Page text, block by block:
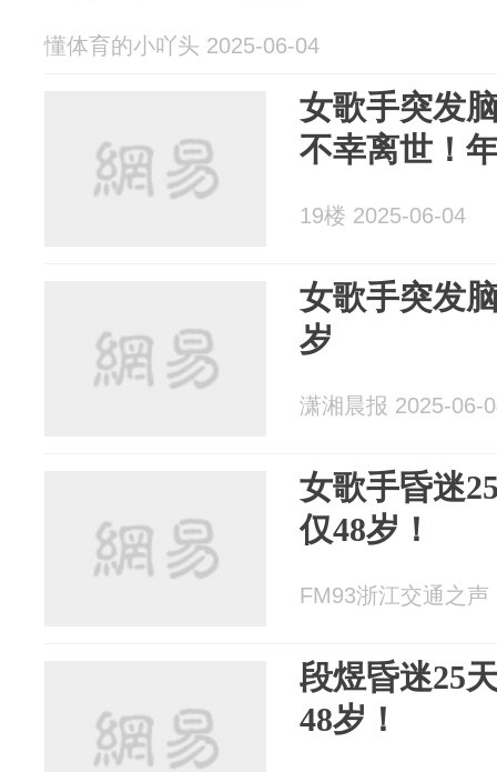
懂体育的小吖头 2025-06-04
女歌手突发
不幸离世！
19楼 2025-06-04
女歌手突发
岁
潇湘晨报 2025-06-
女歌手昏迷
仅48岁！
FM93浙江交通之声
段煜昏迷25
48岁！